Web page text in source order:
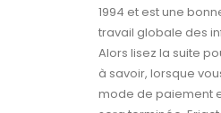
1994 et est une
travail globale des
Alors lisez la suite
à savoir, lorsque
mode de paiement